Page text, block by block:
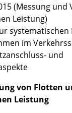
(Messung
Leistung)
im
und
von Flotten
Leistung